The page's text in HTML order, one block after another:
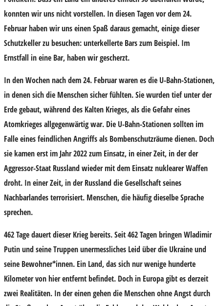
konnten wir uns nicht vorstellen. In diesen Tagen vor dem 24.
Februar haben wir uns einen Spaß daraus gemacht, einige dieser
Schutzkeller zu besuchen: unterkellerte Bars zum Beispiel. Im
Ernstfall in eine Bar, haben wir gescherzt.
In den Wochen nach dem 24. Februar waren es die U-Bahn-Stationen,
in denen sich die Menschen sicher fühlten. Sie wurden tief unter der
Erde gebaut, während des Kalten Krieges, als die Gefahr eines
Atomkrieges allgegenwärtig war. Die U-Bahn-Stationen sollten im
Falle eines feindlichen Angriffs als Bombenschutzräume dienen. Doch
sie kamen erst im Jahr 2022 zum Einsatz, in einer Zeit, in der der
Aggressor-Staat Russland wieder mit dem Einsatz nuklearer Waffen
droht. In einer Zeit, in der Russland die Gesellschaft seines
Nachbarlandes terrorisiert. Menschen, die häufig dieselbe Sprache
sprechen.
462 Tage dauert dieser Krieg bereits. Seit 462 Tagen bringen Wladimir
Putin und seine Truppen unermessliches Leid über die Ukraine und
seine Bewohner*innen. Ein Land, das sich nur wenige hunderte
Kilometer von hier entfernt befindet. Doch in Europa gibt es derzeit
zwei Realitäten. In der einen gehen die Menschen ohne Angst durch